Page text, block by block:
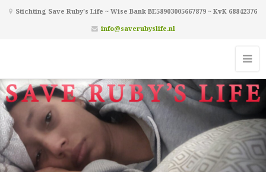
Stichting Save Ruby's Life ~ Wise Bank BE58903005667879 ~ KvK 68842376
info@saverubyslife.nl